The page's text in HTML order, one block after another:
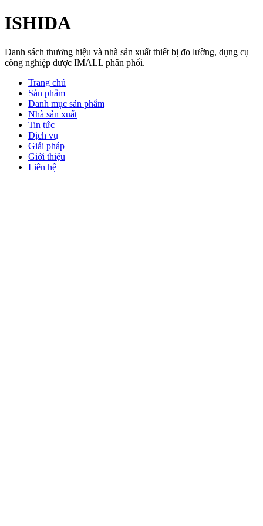
ISHIDA
Danh sách thương hiệu và nhà sản xuất thiết bị đo lường, dụng cụ
công nghiệp được IMALL phân phối.
Trang chủ
Sản phẩm
Danh mục sản phẩm
Nhà sản xuất
Tin tức
Dịch vụ
Giải pháp
Giới thiệu
Liên hệ